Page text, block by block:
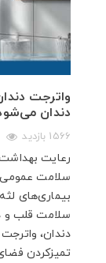
واترجت
دندان
1566 بازدید
رعایت
سلامت عمومی
بیماری‌های
سلامت قلب و
دندان،
تمیزکردن